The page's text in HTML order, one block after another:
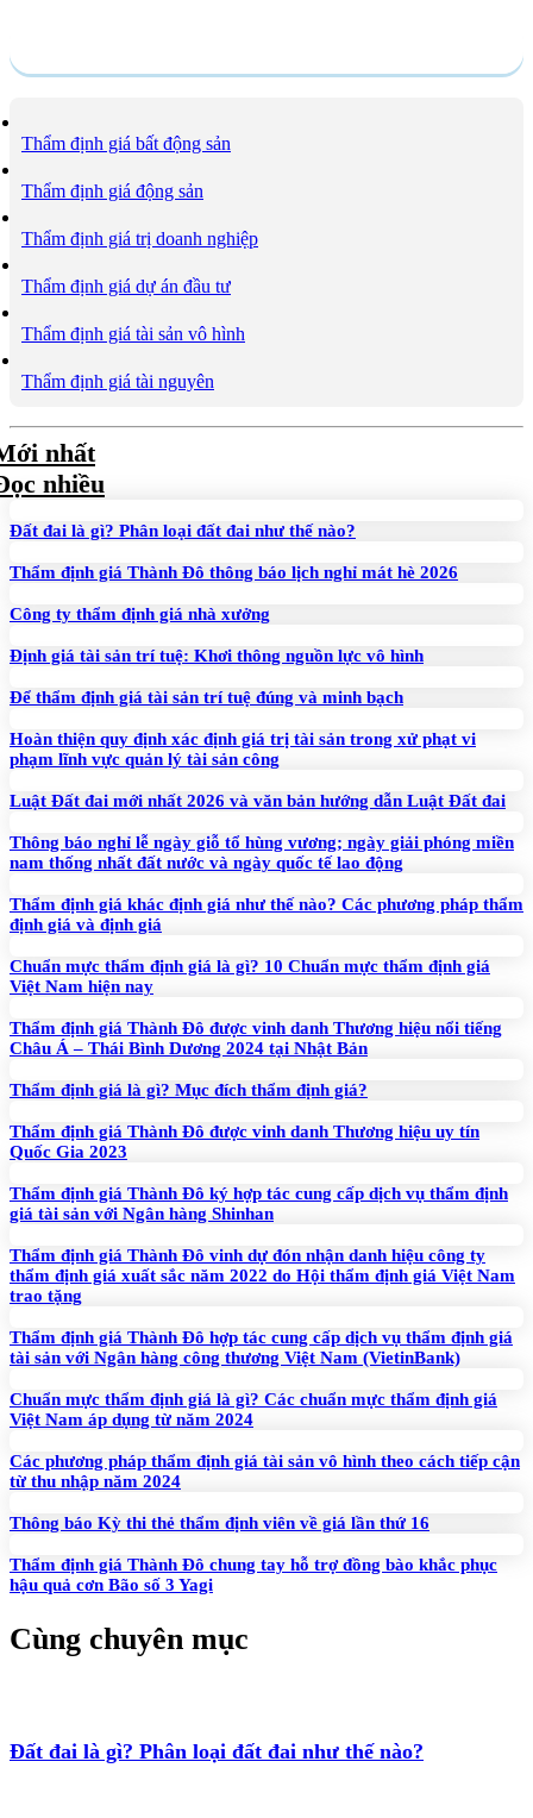
Thẩm định giá bất động sản
Thẩm định giá động sản
Thẩm định giá trị doanh nghiệp
Thẩm định giá dự án đầu tư
Thẩm định giá tài sản vô hình
Thẩm định giá tài nguyên
nhất
nhiều
Đất đai là gì? Phân loại đất đai như thế nào?
Thẩm định giá Thành Đô thông báo lịch nghỉ mát hè 2026
Công ty thẩm định giá nhà xưởng
Định giá tài sản trí tuệ: Khơi thông nguồn lực vô hình
Để thẩm định giá tài sản trí tuệ đúng và minh bạch
Hoàn thiện quy định xác định giá trị tài sản trong xử phạt vi
phạm lĩnh vực quản lý tài sản công
Luật Đất đai mới nhất 2026 và văn bản hướng dẫn Luật Đất đai
Thông báo nghỉ lễ ngày giỗ tổ hùng vương; ngày giải phóng miền
nam thống nhất đất nước và ngày quốc tế lao động
Thẩm định giá khác định giá như thế nào? Các phương pháp thẩm
định giá và định giá
Chuẩn mực thẩm định giá là gì? 10 Chuẩn mực thẩm định giá
Việt Nam hiện nay
Thẩm định giá Thành Đô được vinh danh Thương hiệu nổi tiếng
Châu Á – Thái Bình Dương 2024 tại Nhật Bản
Thẩm định giá là gì? Mục đích thẩm định giá?
Thẩm định giá Thành Đô được vinh danh Thương hiệu uy tín
Quốc Gia 2023
Thẩm định giá Thành Đô ký hợp tác cung cấp dịch vụ thẩm định
giá tài sản với Ngân hàng Shinhan
Thẩm định giá Thành Đô vinh dự đón nhận danh hiệu công ty
thẩm định giá xuất sắc năm 2022 do Hội thẩm định giá Việt Nam
trao tặng
Thẩm định giá Thành Đô hợp tác cung cấp dịch vụ thẩm định giá
tài sản với Ngân hàng công thương Việt Nam (VietinBank)
Chuẩn mực thẩm định giá là gì? Các chuẩn mực thẩm định giá
Việt Nam áp dụng từ năm 2024
Các phương pháp thẩm định giá tài sản vô hình theo cách tiếp cận
từ thu nhập năm 2024
Thông báo Kỳ thi thẻ thẩm định viên về giá lần thứ 16
Thẩm định giá Thành Đô chung tay hỗ trợ đồng bào khắc phục
hậu quả cơn Bão số 3 Yagi
Cùng chuyên mục
Đất đai là gì? Phân loại đất đai như thế nào?